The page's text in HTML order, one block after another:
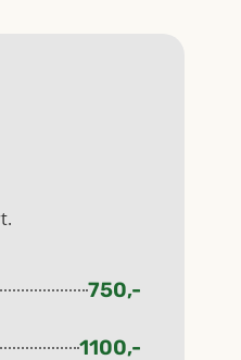
750,-
1100,-